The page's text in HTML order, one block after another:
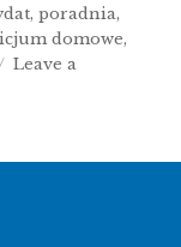
,poradnia,
domowe,
Leave a